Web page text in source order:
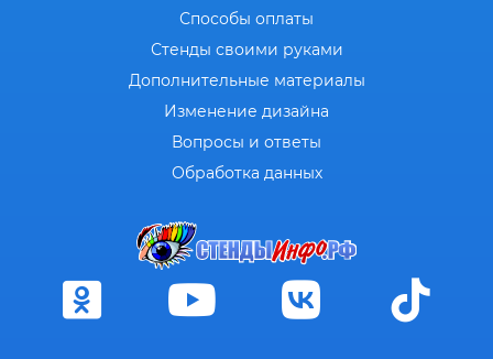
Способы оплаты
Стенды своими руками
Дополнительные материалы
Изменение дизайна
Вопросы и ответы
Обработка данных